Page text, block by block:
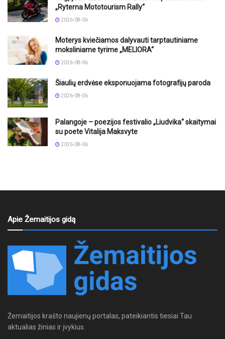
„Ryterna Mototourism Rally“
2026-08-06
Moterys kviečiamos dalyvauti tarptautiniame
moksliniame tyrime „MELIORA“
2026-08-06
Šiaulių erdvėse eksponuojama fotografijų paroda
2026-08-06
Palangoje – poezijos festivalio „Liudvika“ skaitymai
su poete Vitalija Maksvyte
2026-08-06
Apie Žemaitijos gidą
Žemaitijos krašto naujienų portalas, pateikiantis tiesiai Tau
aktualias žinias ir įvykius.